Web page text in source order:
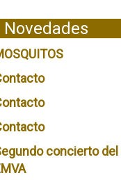
Novedades
concierto